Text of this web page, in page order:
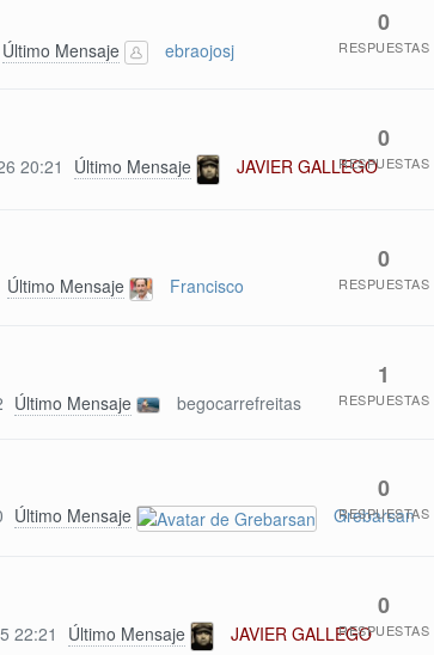
Último Mensaje ebraojosj
0
RESPUESTAS
20:21 Último Mensaje JAVIER GALLEGO
0
RESPUESTAS
Último Mensaje Francisco
0
RESPUESTAS
Último Mensaje begocarrefreitas
1
RESPUESTAS
Último Mensaje Grebarsan
0
RESPUESTAS
22:21 Último Mensaje JAVIER GALLEGO
0
RESPUESTAS